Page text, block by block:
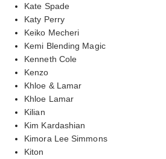
Kate Spade
Katy Perry
Keiko Mecheri
Kemi Blending Magic
Kenneth Cole
Kenzo
Khloe & Lamar
Khloe Lamar
Kilian
Kim Kardashian
Kimora Lee Simmons
Kiton